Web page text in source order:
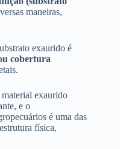
maneiras,
exaurido é
cobertura
exaurido
e o
é uma das
física,